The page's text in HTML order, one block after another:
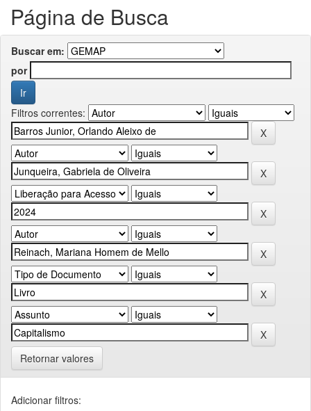
Página de Busca
Buscar em:
por
Filtros correntes:
Retornar valores
Adicionar filtros: